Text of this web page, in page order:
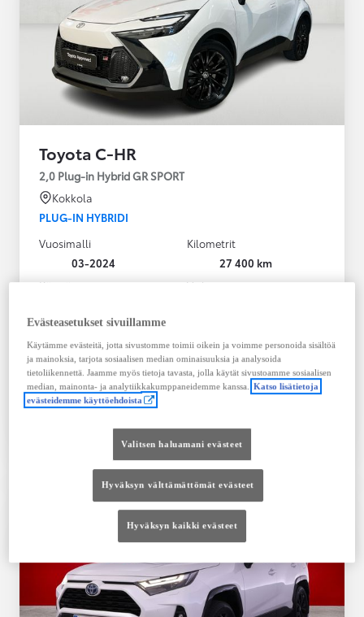
Toyota C-HR
2,0 Plug-in Hybrid GR SPORT
Kokkola
PLUG-IN HYBRIDI
Vuosimalli
03-2024
Kilometrit
27 400 km
Käyttövoima
Bensiini
Vaihteisto
Näytä lisää
36 900,00 €
Tutustu autoon
Vertaile
Evästeasetukset sivuillamme
Käytämme evästeitä, jotta sivustomme toimii oikein ja voimme personoida sisältöä
ja mainoksia, tarjota sosiaalisen median ominaisuuksia ja analysoida
tietoliikennettä. Jaamme myös tietoja tavasta, jolla käytät sivustoamme sosiaalisen
median, mainonta- ja analytiikkakumppaneidemme kanssa. Katso lisätietoja
evästeidemme käyttöehdoista
Valitsen haluamani evästeet
Hyväksyn välttämättömät evästeet
Hyväksyn kaikki evästeet